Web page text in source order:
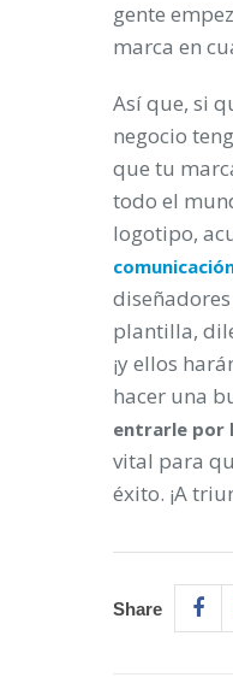
gente
marca en
Así que, si
negocio
que tu
todo el
logotipo,
plantilla,
¡y ellos
hacer una
entrarle por
vital para
éxito. ¡A
Share